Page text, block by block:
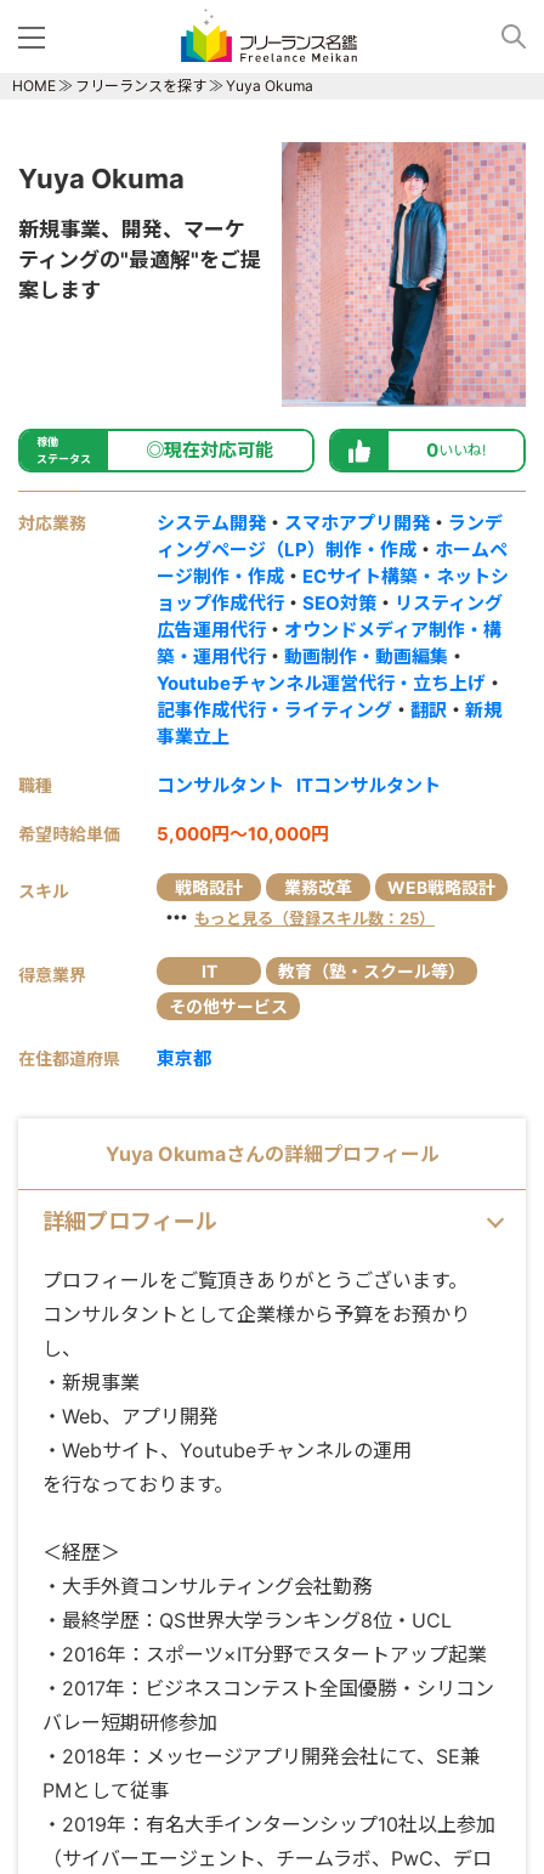
HOME フリーランスを探す Yuya Okuma
Yuya Okuma
新規事業、開発、マーケ
ティングの"最適解"をご提
案します
稼働
ステータス
◎現在対応可能 0いいね!
対応業務 システム開発 ・ スマホアプリ開発 ・ ランデ
ィングページ（LP）制作・作成 ・ ホームペ
ージ制作・作成 ・ ECサイト構築・ネットシ
ョップ作成代行 ・ SEO対策 ・ リスティング
広告運用代行 ・ オウンドメディア制作・構
築・運用代行 ・ 動画制作・動画編集 ・
Youtubeチャンネル運営代行・立ち上げ ・
記事作成代行・ライティング ・ 翻訳 ・ 新規
事業立上
職種 コンサルタント ITコンサルタント
希望時給単価 5,000円～10,000円
スキル 戦略設計 業務改革 WEB戦略設計
・・・ もっと見る（登録スキル数：25）
得意業界 IT
教育（塾・スクール等）
その他サービス
在住都道府県 東京都
Yuya Okumaさんの詳細プロフィール
詳細プロフィール
プロフィールをご覧頂きありがとうございます。
コンサルタントとして企業様から予算をお預かり
し、
・新規事業
・Web、アプリ開発
・Webサイト、Youtubeチャンネルの運用
を行なっております。
＜経歴＞
・大手外資コンサルティング会社勤務
・最終学歴：QS世界大学ランキング8位・UCL
・2016年：スポーツ×IT分野でスタートアップ起業
・2017年：ビジネスコンテスト全国優勝・シリコン
バレー短期研修参加
・2018年：メッセージアプリ開発会社にて、SE兼
PMとして従事
・2019年：有名大手インターンシップ10社以上参加
（サイバーエージェント、チームラボ、PwC、デロ